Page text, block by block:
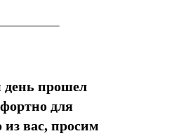
день прошел
для
из вас, просим